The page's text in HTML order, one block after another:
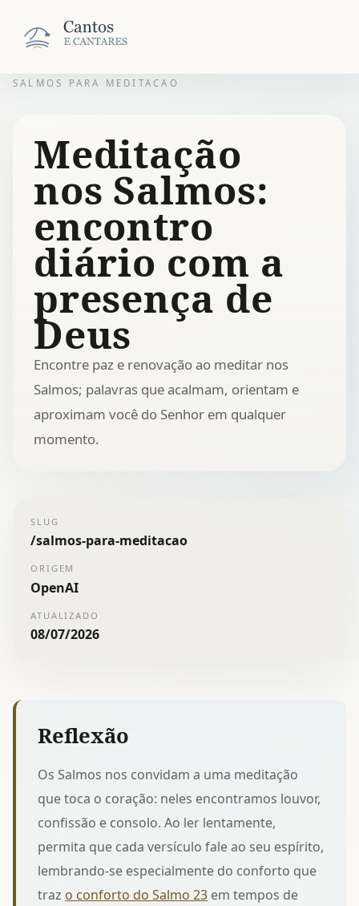
SALMOS PARA MEDITACAO
Meditação
nos Salmos:
encontro
diário com a
presença de
Deus
Encontre paz e renovação ao meditar nos
Salmos; palavras que acalmam, orientam e
aproximam você do Senhor em qualquer
momento.
SLUG
/salmos-para-meditacao
ORIGEM
OpenAI
ATUALIZADO
08/07/2026
Reflexão
Os Salmos nos convidam a uma meditação
que toca o coração: neles encontramos louvor,
confissão e consolo. Ao ler lentamente,
permita que cada versículo fale ao seu espírito,
lembrando-se especialmente do conforto que
traz o conforto do Salmo 23 em tempos de